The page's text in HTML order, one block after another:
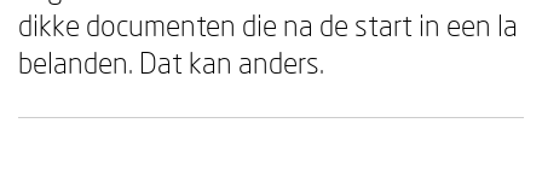
dikke documenten die na de start in een la
belanden. Dat kan anders.